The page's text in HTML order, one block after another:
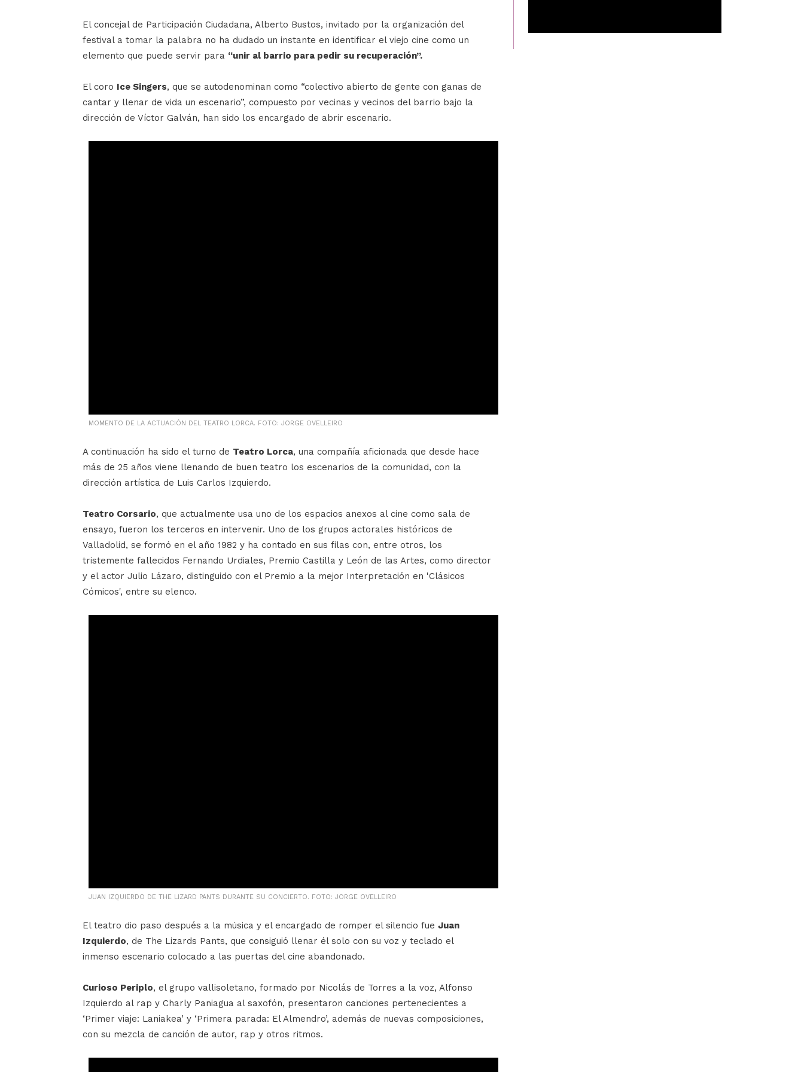
El concejal de Participación Ciudadana, Alberto Bustos, invitado por la organización del
festival a tomar la palabra no ha dudado un instante en identificar el viejo cine como un
elemento que puede servir para “unir al barrio para pedir su recuperación”.
El coro Ice Singers, que se autodenominan como “colectivo abierto de gente con ganas de
cantar y llenar de vida un escenario”, compuesto por vecinas y vecinos del barrio bajo la
dirección de Víctor Galván, han sido los encargado de abrir escenario.
MOMENTO DE LA ACTUACIÓN DEL TEATRO LORCA. FOTO: JORGE OVELLEIRO
A continuación ha sido el turno de Teatro Lorca, una compañía aficionada que desde hace
más de 25 años viene llenando de buen teatro los escenarios de la comunidad, con la
dirección artística de Luis Carlos Izquierdo.
Teatro Corsario, que actualmente usa uno de los espacios anexos al cine como sala de
ensayo, fueron los terceros en intervenir. Uno de los grupos actorales históricos de
Valladolid, se formó en el año 1982 y ha contado en sus filas con, entre otros, los
tristemente fallecidos Fernando Urdiales, Premio Castilla y León de las Artes, como director
y el actor Julio Lázaro, distinguido con el Premio a la mejor Interpretación en 'Clásicos
Cómicos', entre su elenco.
JUAN IZQUIERDO DE THE LIZARD PANTS DURANTE SU CONCIERTO. FOTO: JORGE OVELLEIRO
El teatro dio paso después a la música y el encargado de romper el silencio fue Juan
Izquierdo, de The Lizards Pants, que consiguió llenar él solo con su voz y teclado el
inmenso escenario colocado a las puertas del cine abandonado.
Curioso Periplo, el grupo vallisoletano, formado por Nicolás de Torres a la voz, Alfonso
Izquierdo al rap y Charly Paniagua al saxofón, presentaron canciones pertenecientes a
‘Primer viaje: Laniakea’ y ‘Primera parada: El Almendro’, además de nuevas composiciones,
con su mezcla de canción de autor, rap y otros ritmos.